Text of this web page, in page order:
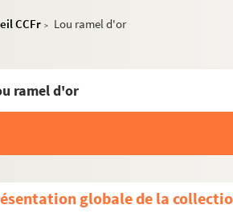
CCFr > Lou ramel d'or
ramel d'or
globale de la